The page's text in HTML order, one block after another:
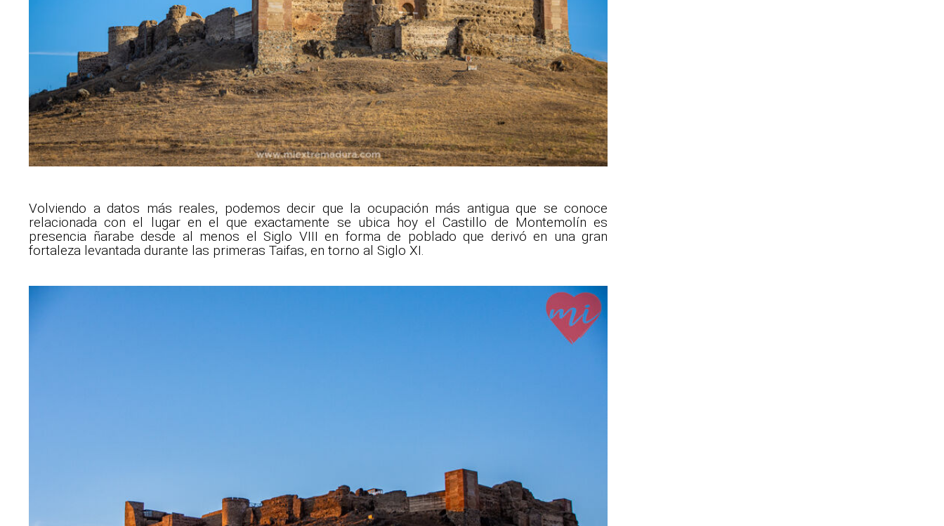
Volviendo a datos más reales, podemos decir que la ocupación más antigua que se conoce
relacionada con el lugar en el que exactamente se ubica hoy el Castillo de Montemolín es
presencia ñarabe desde al menos el Siglo VIII en forma de poblado que derivó en una gran
fortaleza levantada durante las primeras Taifas, en torno al Siglo XI.